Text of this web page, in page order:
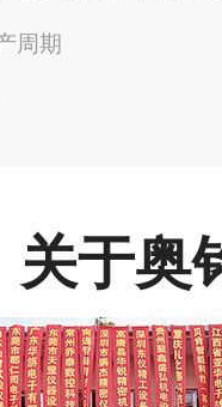
周期
关于奥